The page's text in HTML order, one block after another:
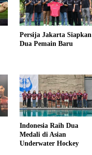
Persija Jakarta Siapkan
Dua Pemain Baru
Indonesia Raih Dua
Medali di Asian
Underwater Hockey